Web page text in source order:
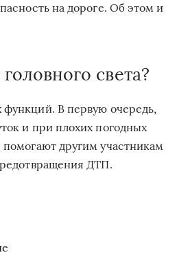
на дороге. Об этом и
света?
В первую очередь,
и при плохих погодных
другим участникам
ДТП.